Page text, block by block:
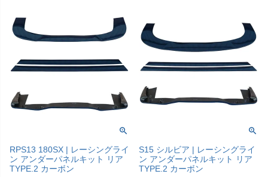
RPS13 180SX | レーシングライ
ン アンダーパネルキット リア
TYPE.2 カーボン
S15 シルビア | レーシングライ
ン アンダーパネルキット リア
TYPE.2 カーボン